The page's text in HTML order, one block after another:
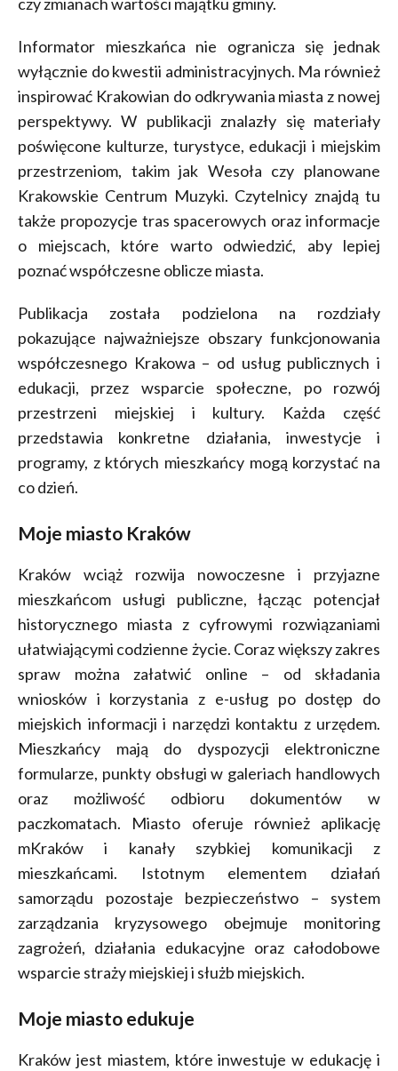
Informator mieszkańca nie ogranicza się jednak
wyłącznie do kwestii administracyjnych. Ma również
inspirować Krakowian do odkrywania miasta z nowej
perspektywy. W publikacji znalazły się materiały
poświęcone kulturze, turystyce, edukacji i miejskim
przestrzeniom, takim jak Wesoła czy planowane
Krakowskie Centrum Muzyki. Czytelnicy znajdą tu
także propozycje tras spacerowych oraz informacje
o miejscach, które warto odwiedzić, aby lepiej
poznać współczesne oblicze miasta.
Publikacja została podzielona na rozdziały
pokazujące najważniejsze obszary funkcjonowania
współczesnego Krakowa – od usług publicznych i
edukacji, przez wsparcie społeczne, po rozwój
przestrzeni miejskiej i kultury. Każda część
przedstawia konkretne działania, inwestycje i
programy, z których mieszkańcy mogą korzystać na
co dzień.
Moje miasto Kraków
Kraków wciąż rozwija nowoczesne i przyjazne
mieszkańcom usługi publiczne, łącząc potencjał
historycznego miasta z cyfrowymi rozwiązaniami
ułatwiającymi codzienne życie. Coraz większy zakres
spraw można załatwić online – od składania
wniosków i korzystania z e-usług po dostęp do
miejskich informacji i narzędzi kontaktu z urzędem.
Mieszkańcy mają do dyspozycji elektroniczne
formularze, punkty obsługi w galeriach handlowych
oraz możliwość odbioru dokumentów w
paczkomatach. Miasto oferuje również aplikację
mKraków i kanały szybkiej komunikacji z
mieszkańcami. Istotnym elementem działań
samorządu pozostaje bezpieczeństwo – system
zarządzania kryzysowego obejmuje monitoring
zagrożeń, działania edukacyjne oraz całodobowe
wsparcie straży miejskiej i służb miejskich.
Moje miasto edukuje
Kraków jest miastem, które inwestuje w edukację i